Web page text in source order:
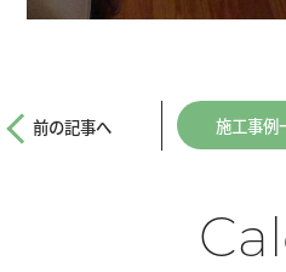
前の記事へ 施工事例